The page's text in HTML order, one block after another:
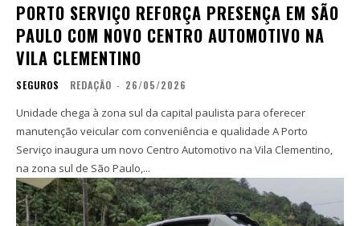
PORTO SERVIÇO REFORÇA PRESENÇA EM SÃO
PAULO COM NOVO CENTRO AUTOMOTIVO NA
VILA CLEMENTINO
SEGUROS REDAÇÃO - 26/05/2026
Unidade chega à zona sul da capital paulista para oferecer
manutenção veicular com conveniência e qualidade A Porto
Serviço inaugura um novo Centro Automotivo na Vila Clementino,
na zona sul de São Paulo,...